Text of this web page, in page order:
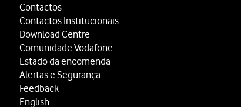
Contactos
Contactos Institucionais
Download Centre
Comunidade Vodafone
Estado da encomenda
Alertas e Segurança
Feedback
English